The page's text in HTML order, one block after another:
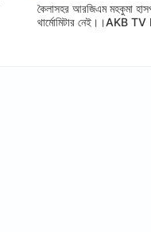
কৈলাসহর আরজিএম মহকুমা
থার্মোমিটার নেই।।AKB